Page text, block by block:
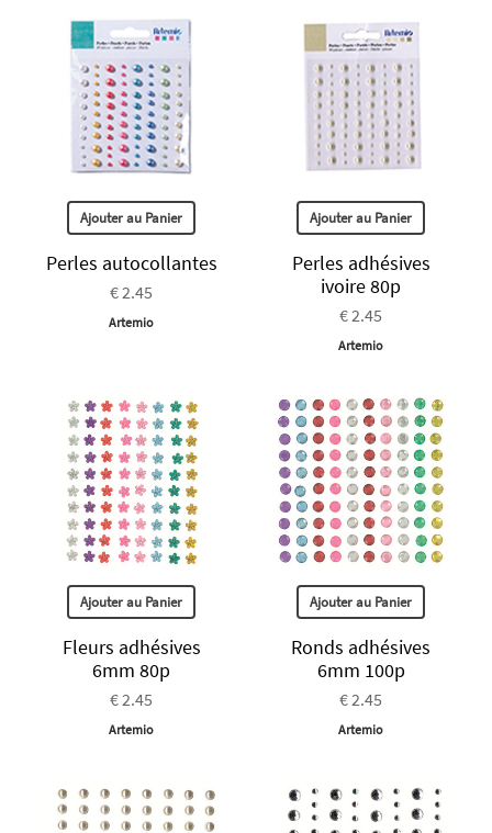
Ajouter au Panier
Perles autocollantes
€ 2.45
Artemio
Ajouter au Panier
Perles adhésives
ivoire 80p
€ 2.45
Artemio
Ajouter au Panier
Fleurs adhésives
6mm 80p
€ 2.45
Artemio
Ajouter au Panier
Ronds adhésives
6mm 100p
€ 2.45
Artemio